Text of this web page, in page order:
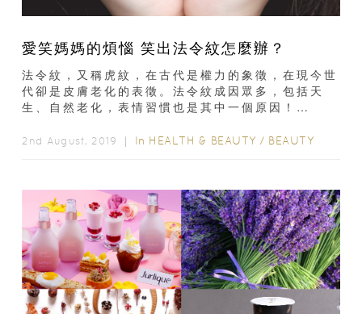
愛笑媽媽的煩惱 笑出法令紋怎麼辦？
法令紋，又稱虎紋，在古代是權力的象徵，在現今世
代卻是皮膚老化的表徵。法令紋成因眾多，包括天
生、自然老化，表情習慣也是其中一個原因！
巧...
2nd August, 2019 ｜ In HEALTH & BEAUTY / BEAUTY